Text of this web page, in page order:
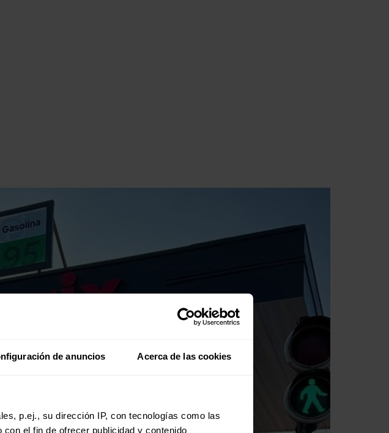
de anuncios Acerca de las cookies
p.ej., su dirección IP, con tecnologías como las
el fin de ofrecer publicidad y contenido